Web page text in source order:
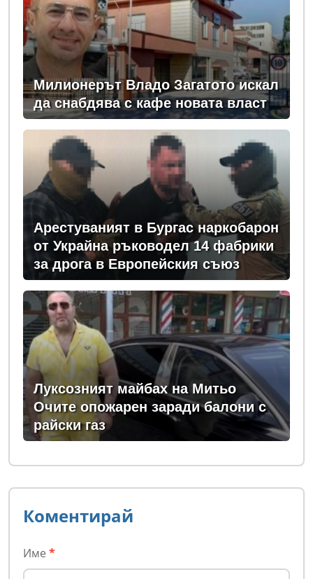
Милионерът Владо Загатото искал
да снабдява с кафе новата власт
Арестуваният в Бургас наркобарон
от Украйна ръководел 14 фабрики
за дрога в Европейския съюз
Луксозният майбах на Митьо
Очите опожарен заради балони с
райски газ
Коментирай
Име *